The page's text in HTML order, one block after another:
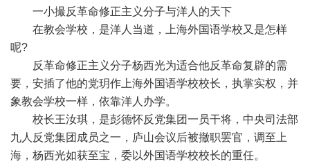
一小撮反革命修正主义分子与洋人的天下
在教会学校，是洋人当道，上海外国语学校又是怎样
呢?
反革命修正主义分子杨西光为适合他反革命复辟的需
要，安插了他的党玥作上海外国语学校校长，执掌实权，并
象教会学校一样，依靠洋人办学。
校长王汝琪，是彭德怀反党集团一员干将，中央司法部
九人反党集团成员之一，庐山会议后被撤职罢官，调至上
海，杨西光如获至宝，委以外国语学校校长的重任。